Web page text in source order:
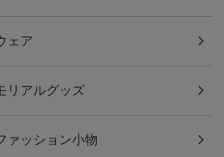
ェア
リアルグッズ
ァッション小物